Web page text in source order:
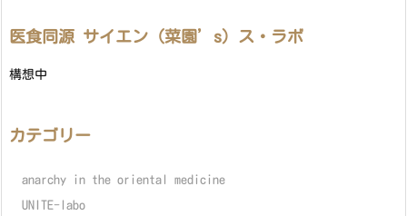
医食同源 サイエン（菜園’s）ス・ラボ
構想中
カテゴリー
anarchy in the oriental medicine
UNITE-labo